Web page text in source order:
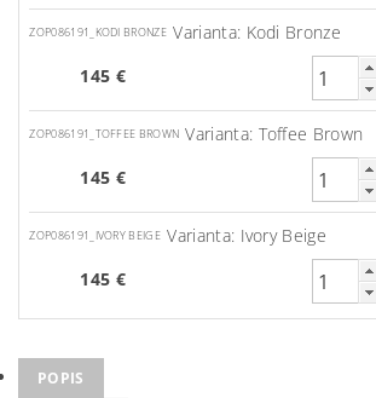
ZOP086191_KODI BRONZE Varianta: Kodi Bronze
145 €
ZOP086191_TOFFEE BROWN Varianta: Toffee Brown
145 €
ZOP086191_IVORY BEIGE Varianta: Ivory Beige
145 €
POPIS